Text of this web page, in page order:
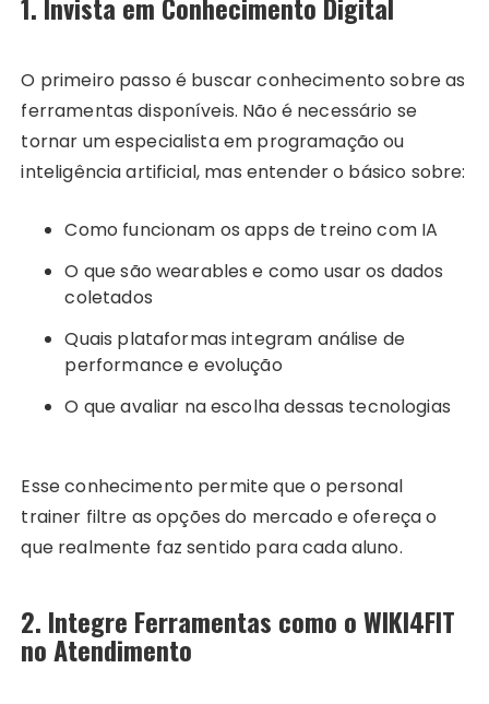
1. Invista em Conhecimento Digital
O primeiro passo é buscar conhecimento sobre as
ferramentas disponíveis. Não é necessário se
tornar um especialista em programação ou
inteligência artificial, mas entender o básico sobre:
Como funcionam os apps de treino com IA
O que são wearables e como usar os dados
coletados
Quais plataformas integram análise de
performance e evolução
O que avaliar na escolha dessas tecnologias
Esse conhecimento permite que o personal
trainer filtre as opções do mercado e ofereça o
que realmente faz sentido para cada aluno.
2. Integre Ferramentas como o WIKI4FIT
no Atendimento